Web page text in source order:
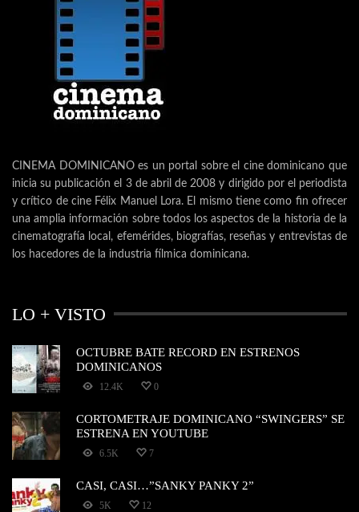
CINEMA DOMINICANO es un portal sobre el cine dominicano que
inicia su publicación el 3 de abril de 2008 y dirigido por el periodista
y crítico de cine Félix Manuel Lora. El mismo tiene como fin ofrecer
una amplia información sobre todos los aspectos de la historia de la
cinematografía local, efemérides, biografías, reseñas y entrevistas de
los hacedores de la industria fílmica dominicana.
LO + VISTO
OCTUBRE BATE RECORD EN ESTRENOS
DOMINICANOS
12.4K 0
CORTOMETRAJE DOMINICANO “SWINGERS” SE
ESTRENA EN YOUTUBE
6.5K 7
CASI, CASI…”SANKY PANKY 2”
5K 12